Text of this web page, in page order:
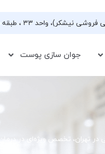
جوان سازی پوست
در تهران، تخصص ویژه‌ای در